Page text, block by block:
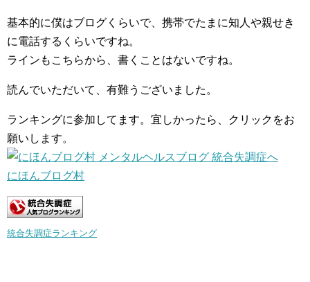
基本的に僕はブログくらいで、携帯でたまに知人や親せき
に電話するくらいですね。
ラインもこちらから、書くことはないですね。
読んでいただいて、有難うございました。
ランキングに参加してます。宜しかったら、クリックをお
願いします。
にほんブログ村
統合失調症ランキング